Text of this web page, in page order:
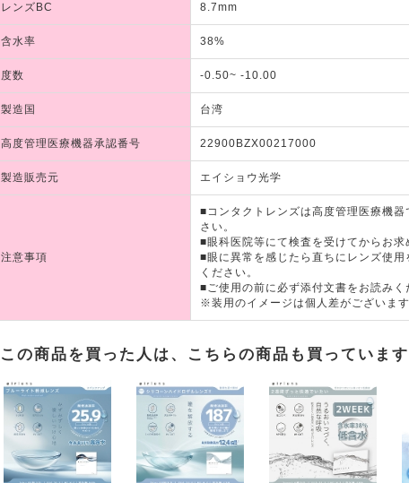
レンズBC 8.7mm
含水率 38%
度数 -0.50~ -10.00
製造国 台湾
高度管理医療機器承認番号 22900BZX00217000
製造販売元 エイショウ光学
注意事項
■コンタクトレンズは高度管理医療機
さい。
■眼科医院等にて検査を受けてからお求
■眼に異常を感じたら直ちにレンズ使
ください。
■ご使用の前に必ず添付文書をお読みく
※装用のイメージは個人差がございま
この商品を買った人は、こちらの商品も買っています